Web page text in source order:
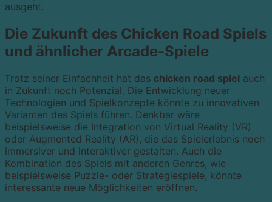
ausgeht.
Die Zukunft des Chicken Road Spiels
und ähnlicher Arcade-Spiele
Trotz seiner Einfachheit hat das chicken road spiel auch
in Zukunft noch Potenzial. Die Entwicklung neuer
Technologien und Spielkonzepte könnte zu innovativen
Varianten des Spiels führen. Denkbar wäre
beispielsweise die Integration von Virtual Reality (VR)
oder Augmented Reality (AR), die das Spielerlebnis noch
immersiver und interaktiver gestalten. Auch die
Kombination des Spiels mit anderen Genres, wie
beispielsweise Puzzle- oder Strategiespiele, könnte
interessante neue Möglichkeiten eröffnen.